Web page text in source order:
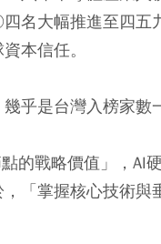
名大幅推進至四五
本信任。
乎是台灣入榜家數
的戰略價值」，AI
「掌握核心技術與